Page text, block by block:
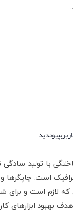
بپیوندید
با تولید
است. چاپگرها
لازم است و برای
بهبود ابزارهای